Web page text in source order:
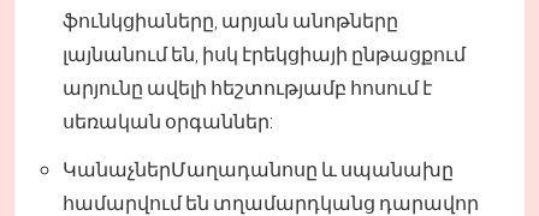
ֆունկցիաները, արյան անոթները
լայնանում են, իսկ էրեկցիայի ընթացքում
արյունը ավելի հեշտությամբ հոսում է
սեռական օրգաններ:
ԿանաչներՄաղադանոսը և սպանախը
համարվում են տղամարդկանց դարավոր